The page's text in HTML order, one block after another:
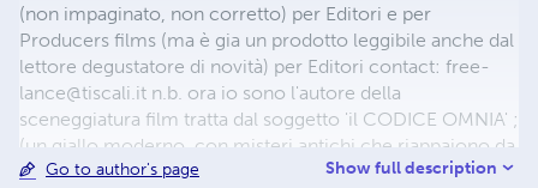
(non impaginato, non corretto) per Editori e per
Producers films (ma è gia un prodotto leggibile anche dal
lettore degustatore di novità) per Editori contact: free-
lance@tiscali.it n.b. ora io sono l'autore della
sceneggiatura film tratta dal soggetto 'il CODICE OMNIA' ;
(un giallo moderno, con misteri antichi che riappaiono da
una scoperta archeologica , mentre il percorso dei
Go to author's page Show full description